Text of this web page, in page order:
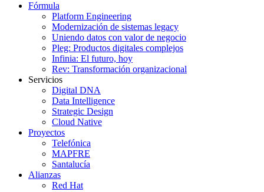
Fórmula
Platform Engineering
Modernización de sistemas legacy
Uniendo datos con valor de negocio
Pleg: Productos digitales complejos
Infinia: El futuro, hoy
Rev: Transformación organizacional
Servicios
Digital DNA
Data Intelligence
Strategic Design
Cloud Native
Proyectos
Telefónica
MAPFRE
Santalucía
Alianzas
Red Hat